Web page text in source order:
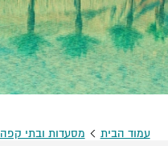
עמוד הבית מסעדות ובתי קפה